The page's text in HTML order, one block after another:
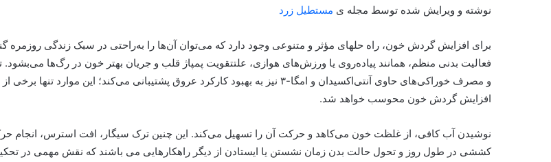
نوشته و ویرایش شده توسط مجله ی مستطیل زرد
برای افزایشگردش خون، راه حلهای مؤثر و متنوعی وجود دارد که می‌توان آن‌ها را به‌راحتی در سبک زندگی روزمره
فعالیت بدنی منظم، همانند پیاده‌روی یا ورزش‌های هوازی، علتتقویت پمپاژ قلب و جریان بهتر خون در رگ‌ها می‌بشود.
و مصرف خوراکی‌های حاوی آنتی‌اکسیدان و امگا-۳ نیز به بهبود کارکرد عروق پشتیبانی می‌کند؛ این موارد تنها
افزایش گردش خون محوسب خواهد شد.
نوشیدن آب کافی، از غلظت خون می‌کاهد و حرکت آن را تسهیل می‌کند. این چنین ترک سیگار، افت استرس، انجام
کششی در طول روز و تحول حالت بدن زمان نشستن یا ایستادن از دیگر راهکارهایی می باشند که نقش مهمی در